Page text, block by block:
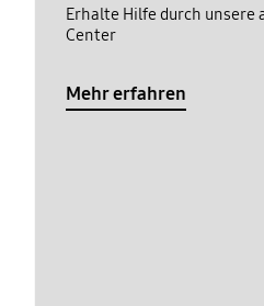
Erhalte Hilfe durch unsere
Center
Mehr erfahren